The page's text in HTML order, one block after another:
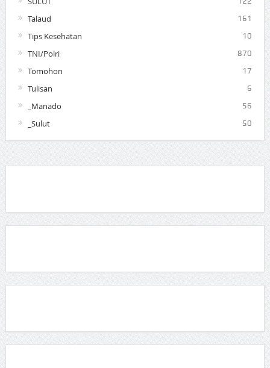
Talaud 161
Tips Kesehatan 10
TNI/Polri 870
Tomohon 17
Tulisan 6
_Manado 56
_Sulut 50